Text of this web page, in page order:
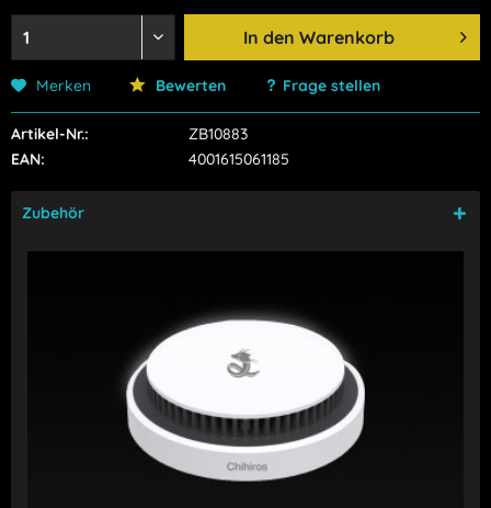
In den Warenkorb
Merken Bewerten Frage stellen
Artikel-Nr.:
ZB10883
EAN:
4001615061185
Zubehör